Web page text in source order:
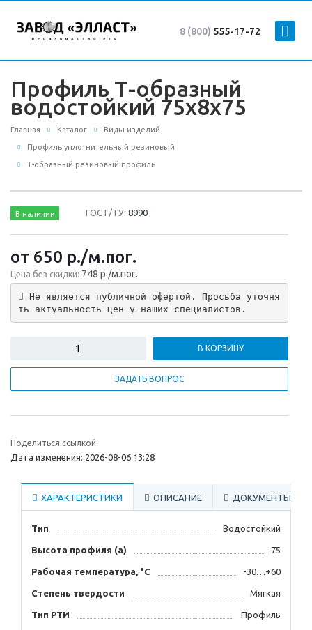
8 (800) 555-17-72
Профиль Т-образный
водостойкий 75х8х75
Главная Каталог Виды изделий
Профиль уплотнительный резиновый
Т-образный резиновый профиль
В наличии ГОСТ/ТУ:8990
от 650 р./м.пог.
Цена без скидки: 748 р./м.пог.
Не является публичной офертой. Просьба уточня
ть актуальность цен у наших специалистов.
В КОРЗИНУ
ЗАДАТЬ ВОПРОС
Поделиться ссылкой:
Дата изменения: 2026-08-06 13:28
ХАРАКТЕРИСТИКИ ОПИСАНИЕ ДОКУМЕНТЫ
Тип Водостойкий
Высота профиля (а) 75
Рабочая температура, °C -30…+60
Степень твердости Мягкая
Тип РТИ Профиль